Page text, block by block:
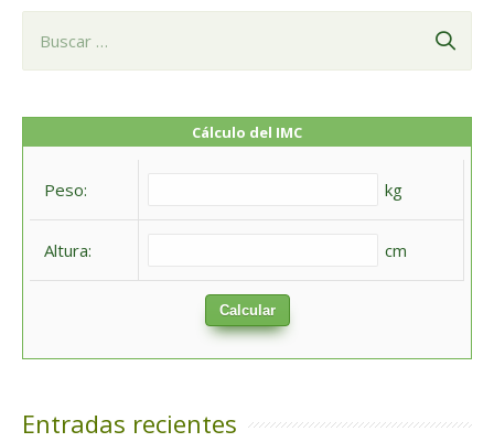
Cálculo del IMC
Peso: kg
Altura: cm
Calcular
Entradas recientes